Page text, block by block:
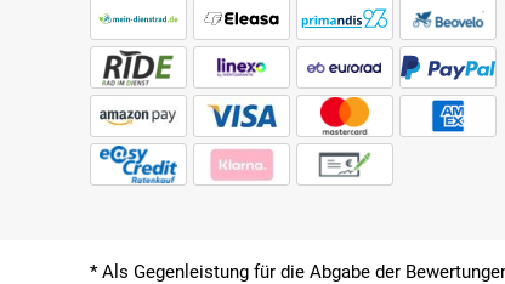
* Als Gegenleistung für die Abgabe der